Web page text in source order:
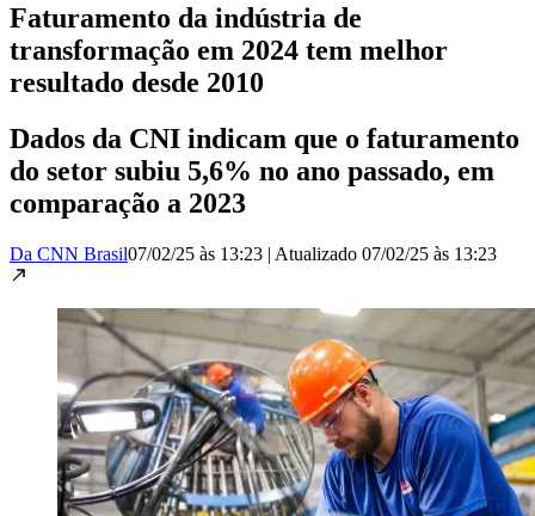
Faturamento da indústria de
transformação em 2024 tem melhor
resultado desde 2010
Dados da CNI indicam que o faturamento
do setor subiu 5,6% no ano passado, em
comparação a 2023
Da CNN Brasil07/02/25 às 13:23 | Atualizado 07/02/25 às 13:23